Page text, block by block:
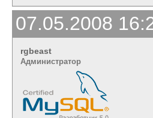
07.05.2008
rgbeast
Администратор